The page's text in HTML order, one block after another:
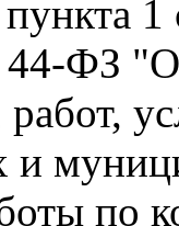
1
ФЗ "О
и
по